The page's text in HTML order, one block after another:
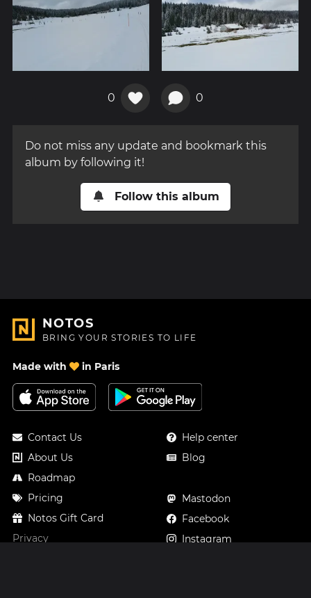
0 0
Do not miss any update and bookmark this
album by following it!
Follow this album
NOTOS
BRING YOUR STORIES TO LIFE
Made with in Paris
Contact Us
About Us
Roadmap
Pricing
Notos Gift Card
Privacy
Help center
Blog
Mastodon
Facebook
Instagram